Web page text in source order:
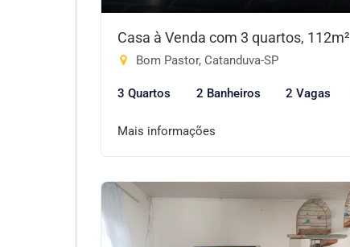
Casa à Venda com 3 quartos, 112m²
Bom Pastor, Catanduva-SP
3 Quartos 2 Banheiros 2 Vagas
Mais informações